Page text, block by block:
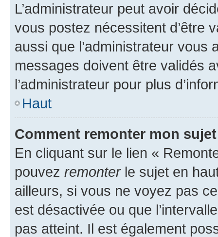
L’administrateur peut avoir
vous postez nécessitent d’être
aussi que l’administrateur vous
messages doivent être validés
l’administrateur pour plus
Haut
Comment remonter mon
En cliquant sur le lien «
pouvez remonterle sujet en
ailleurs, si vous ne voyez pas
est désactivée ou que
pas atteint. Il est également